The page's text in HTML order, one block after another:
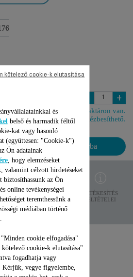
+
Raktáron van.
6 napon belül kézbesíthető.
Kosárba
ADATVÉDELEM
ÉRTÉKESÍTÉS
FELTÉTELEI
és
belső és harmadik féltől
kat vagy hasonló
(együttesen: "Cookie-k")
Ön adatainak
, hogy elemzéseket
valamint célzott hirdetéseket
biztosíthassunk az Ön
online tevékenységei
teremthessünk a
médiában történő
cookie elfogadása"
cookie-k elutasítása"
fogadhatja vagy
Kérjük, vegye figyelembe,
kötelező cookie-k elutasítása